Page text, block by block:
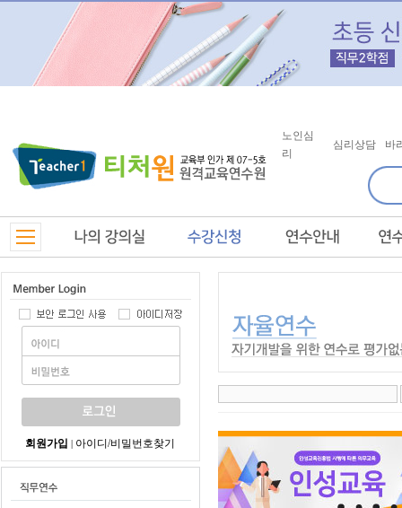
노인심
리
심리상담 바
회원가입 아이디/비밀번호찾기